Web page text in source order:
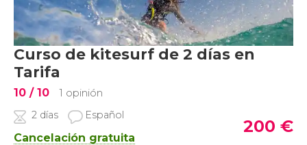
Curso de kitesurf de 2 días en
Tarifa
10 / 10
1 opinión
2 días
Español
Cancelación gratuita
200 €